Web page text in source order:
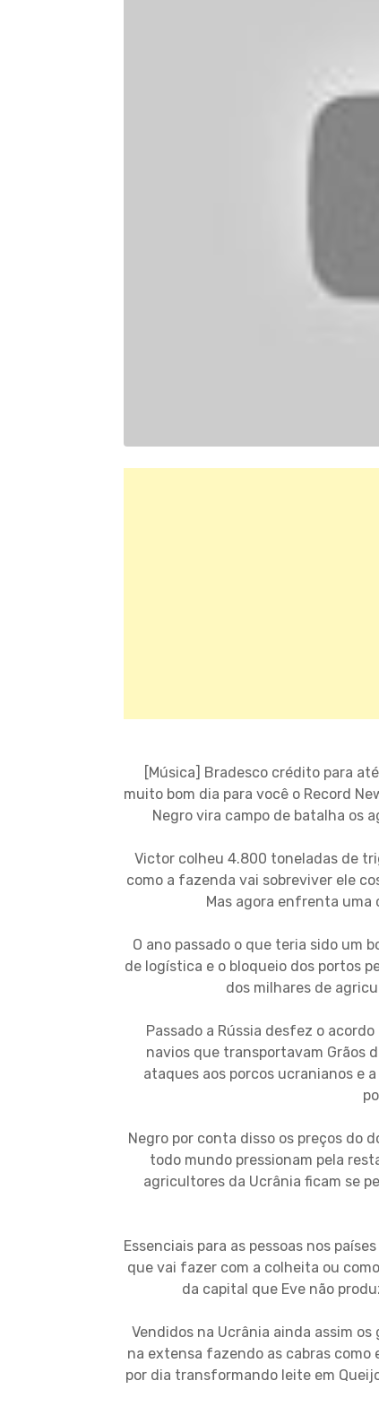
[Música] Bradesco crédito para
muito bom dia para você o Record
Negro vira campo de batalha os
Victor colheu 4.800 toneladas de
como a fazenda vai sobreviver ele
Mas agora enfrenta uma
O ano passado o que teria sido um
de logística e o bloqueio dos portos
dos milhares de
Passado a Rússia desfez o
navios que transportavam Grãos
ataques aos porcos ucranianos e
Negro por conta disso os preços do
todo mundo pressionam pela
agricultores da Ucrânia ficam se
Essenciais para as pessoas nos
que vai fazer com a colheita ou
da capital que Eve não
Vendidos na Ucrânia ainda assim
na extensa fazendo as cabras
por dia transformando leite em